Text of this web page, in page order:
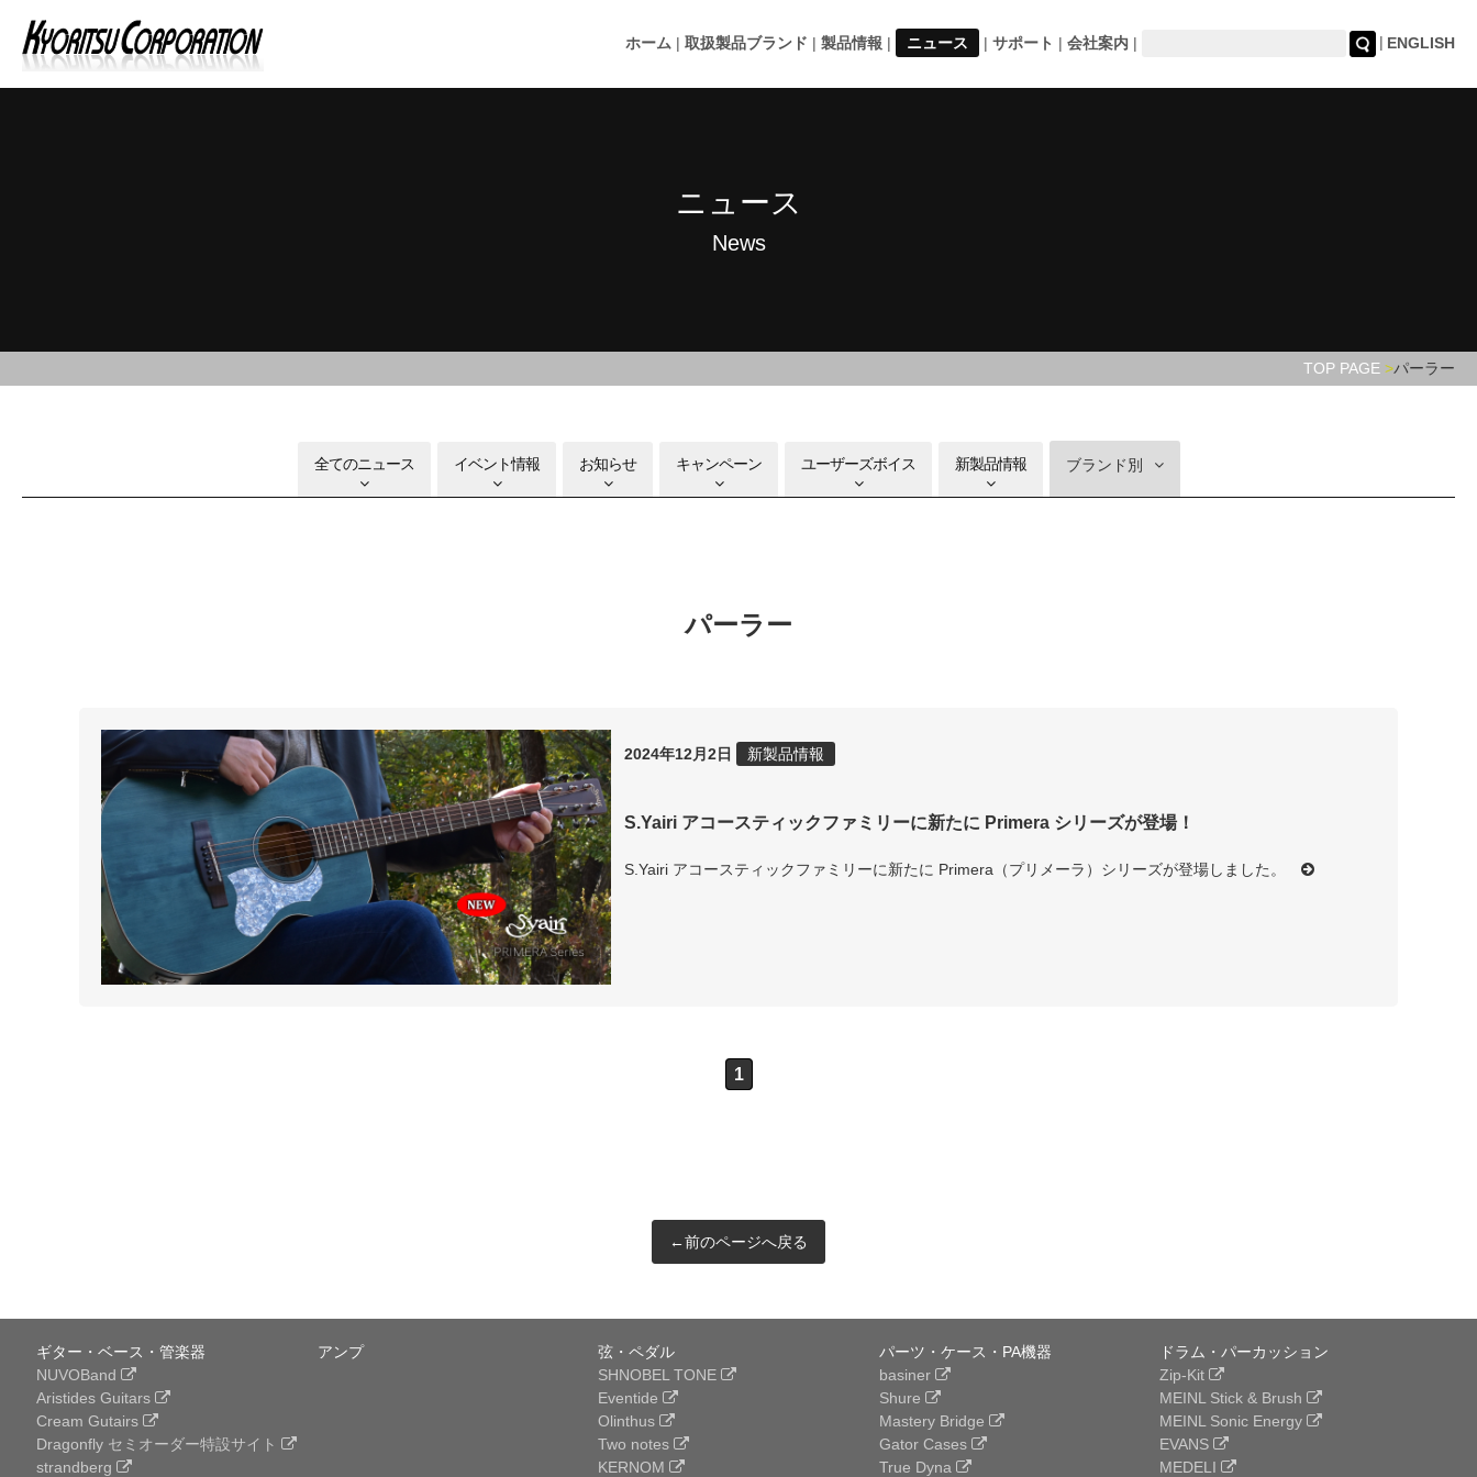
ホーム 取扱製品ブランド 製品情報 ニュース サポート 会社案内 ENGLISH
ニュース
News
TOP PAGE パーラー
全てのニュース イベント情報 お知らせ キャンペーン ユーザーズボイス 新製品情報 ブランド別
パーラー
2024年12月2日 新製品情報
S.Yairi アコースティックファミリーに新たに Primera シリーズが登場！
S.Yairi アコースティックファミリーに新たに Primera（プリメーラ）シリーズが登場しました。
1
←前のページへ戻る
ギター・ベース・管楽器
NUVOBand
Aristides Guitars
Cream Gutairs
Dragonfly セミオーダー特設サイト
strandberg
アンプ
弦・ペダル
SHNOBEL TONE
Eventide
Olinthus
Two notes
KERNOM
パーツ・ケース・PA機器
basiner
Shure
Mastery Bridge
Gator Cases
True Dyna
ドラム・パーカッション
Zip-Kit
MEINL Stick & Brush
MEINL Sonic Energy
EVANS
MEDELI